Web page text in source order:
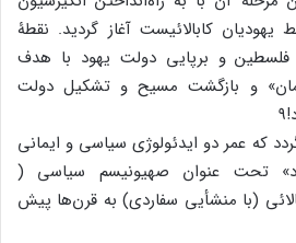
یهودیان کابالائیست آغاز گردید. نقطۀ
فلسطین و برپایی دولت یهود با هدف
و بازگشت مسیح و تشکیل دولت
که عمر دو ایدئولوژی سیاسی و ایمانی
تحت عنوان صهیونیسم سیاسی (
(با منشأیی سفاردی) به قرن‌ها پیش